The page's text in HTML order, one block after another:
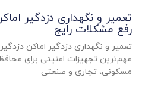
تعمیر و نگهداری دزدگیر
رفع مشکلات رایج
تعمیر و نگهداری دزدگیر اماکن
مهم‌ترین تجهیزات امنیتی برای
مسکونی، تجاری و صنعتی